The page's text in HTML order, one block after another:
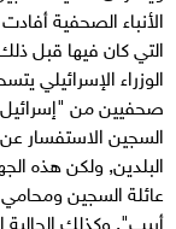
الأنباء الصحفية
التي كان فيها قبل
الوزراء الإسرائيلي
صحفيين من "إسرائيل"
السجين الاستفسار
البلدين, ولكن هذه
عائلة السجين
أبيب", وكذلك الجالية